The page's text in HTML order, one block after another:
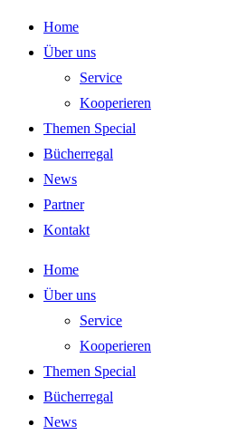
Zum
Inhalt
Home
Über uns
Service
Kooperieren
Themen Special
Bücherregal
News
Partner
Kontakt
Home
Über uns
Service
Kooperieren
Themen Special
Bücherregal
News